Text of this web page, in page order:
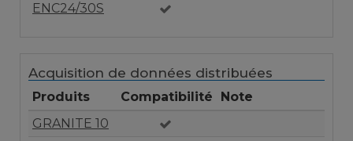
ENC24/30S
Acquisition de données distribuées
Produits Compatibilité
Note
GRANITE 10